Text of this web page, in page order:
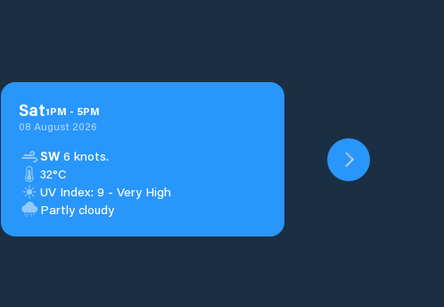
Sat1PM - 5PM
08 August 2026
SW 6 knots.
32°C
UV Index: 9 - Very High
Partly cloudy